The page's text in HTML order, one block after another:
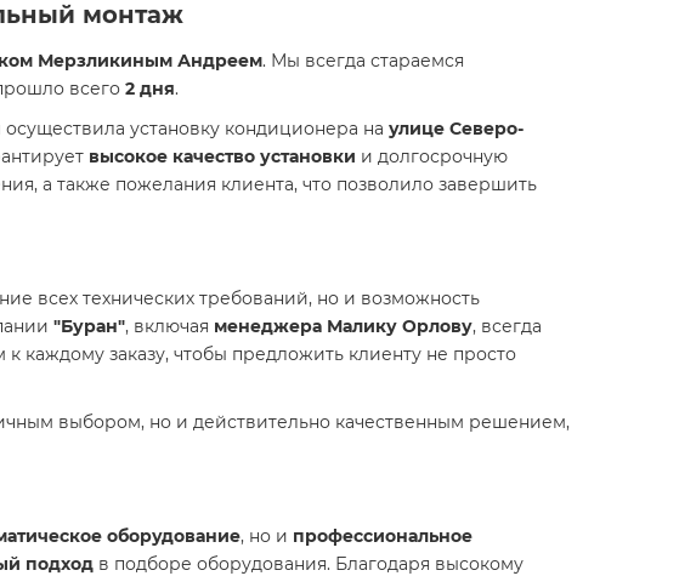
монтаж
Мерзликиным Андреем. Мы всегда стараемся
всего 2 дня.
осуществила установку кондиционера на улице Северо-
высокое качество установки и долгосрочную
а также пожелания клиента, что позволило завершить
всех технических требований, но и возможность
"Буран", включая менеджера Малику Орлову, всегда
каждому заказу, чтобы предложить клиенту не просто
выбором, но и действительно качественным решением,
оборудование, но и профессиональное
подход в подборе оборудования. Благодаря высокому